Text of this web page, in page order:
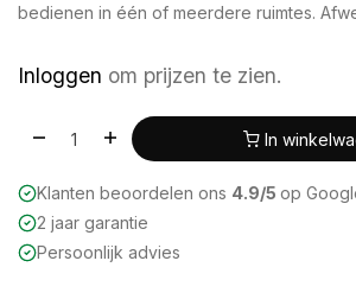
bedienen in één of meerdere ruimtes.
Inloggen om prijzen te zien.
In
Klanten beoordelen ons 4.9/5 op
2 jaar garantie
Persoonlijk advies